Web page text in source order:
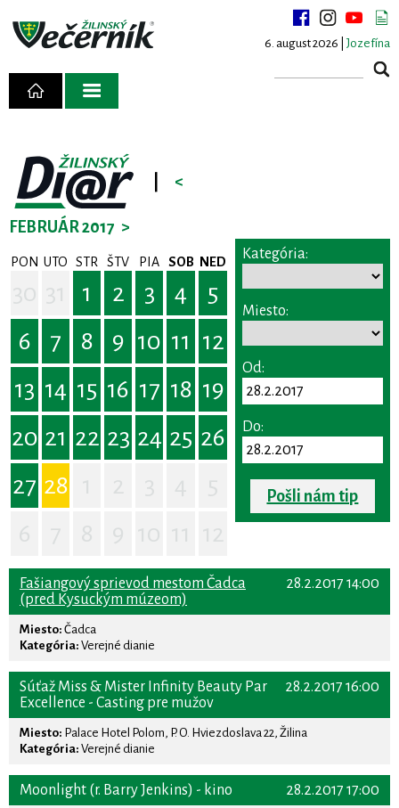
6. august 2026 | Jozefína
<
FEBRUÁR 2017 >
PON UTO STR ŠTV PIA SOB NED
1 2 3 4
5
6
7 8 9 10 11 12
13 14 15 16 17 18 19
20 21 22 23 24 25 26
27 28
Kategória:
Miesto:
Od:
Do:
Pošli nám tip
28.2.2017 14:00
Fašiangový sprievod mestom Čadca
(pred Kysuckým múzeom)
Miesto: Čadca
Kategória: Verejné dianie
28.2.2017 16:00
Súťaž Miss & Mister Infinity Beauty Par
Excellence - Casting pre mužov
Miesto: Palace Hotel Polom, P. O. Hviezdoslava 22, Žilina
Kategória: Verejné dianie
28.2.2017 17:00
Moonlight (r. Barry Jenkins) - kino